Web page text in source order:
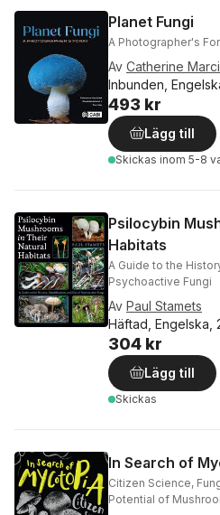
Planet Fungi
A Photographer's
Av Catherine
Inbunden,
493 kr
Lägg till
Skickas inom 5-8
Psilocybin
Habitats
A Guide to the
Psychoactive Fungi
Av Paul Stamets
Häftad, Engelska,
304 kr
Lägg till
Skickas
In Search of
Citizen Science,
Potential of